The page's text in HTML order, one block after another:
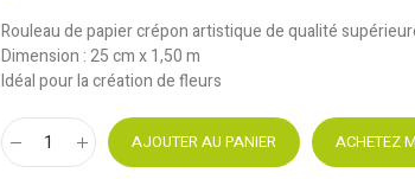
Rouleau de papier crépon artistique de qualité
Dimension : 25 cm x 1,50 m
Idéal pour la création de fleurs
AJOUTER AU PANIER ACHETEZ